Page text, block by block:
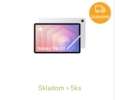
ZADARMO
Skladom > 5ks